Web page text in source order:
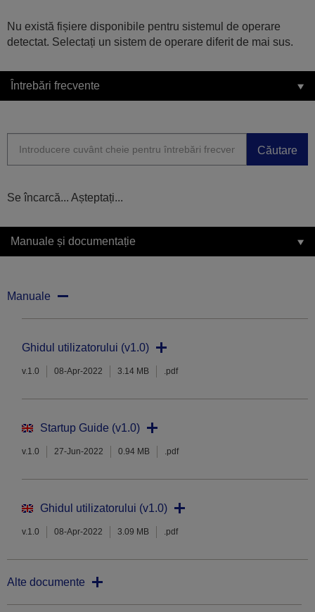
Nu există fișiere disponibile pentru sistemul de operare
detectat. Selectați un sistem de operare diferit de mai sus.
Întrebări frecvente
Căutare
Se încarcă... Așteptați...
Manuale și documentație
Manuale
Ghidul utilizatorului (v1.0)
v.1.0 08-Apr-2022 3.14 MB .pdf
Startup Guide (v1.0)
v.1.0 27-Jun-2022 0.94 MB .pdf
Ghidul utilizatorului (v1.0)
v.1.0 08-Apr-2022 3.09 MB .pdf
Alte documente